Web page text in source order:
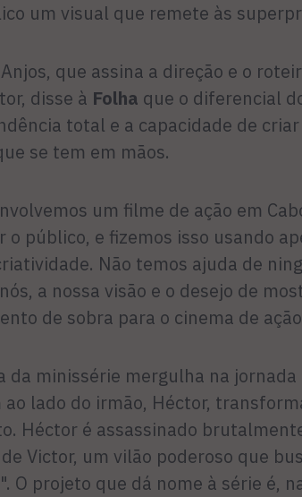
um visual que remete às
que assina a direção e o
disse à Folha que o diferencial
total e a capacidade de
se tem em mãos.
um filme de ação em
o público, e fizemos isso usando
Não temos ajuda de
a nossa visão e o desejo de
de sobra para o cinema de
da minissérie mergulha na jornada
ao lado do irmão, Héctor,
Héctor é assassinado
Victor, um vilão poderoso que
O projeto que dá nome à série é,